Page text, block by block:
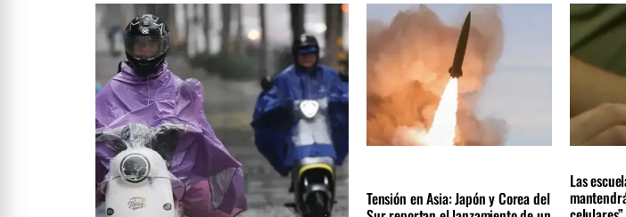
Tensión en Asia: Japón y Corea del
Las